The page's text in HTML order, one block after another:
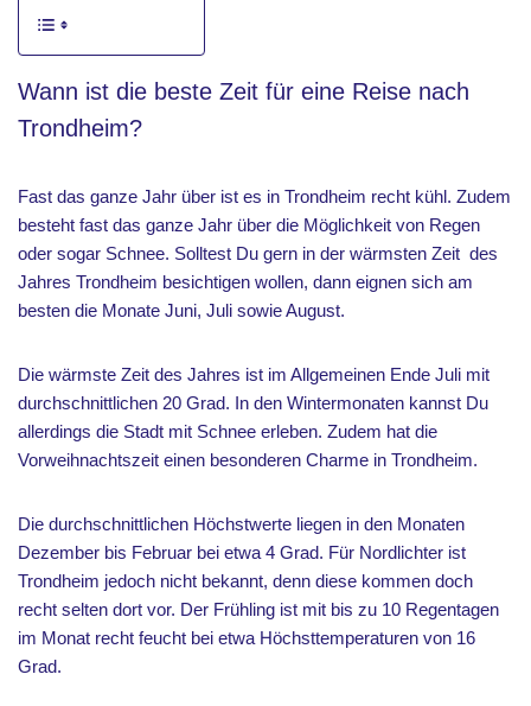
Wann ist die beste Zeit für eine Reise nach
Trondheim?
Fast das ganze Jahr über ist es in Trondheim recht kühl. Zudem
besteht fast das ganze Jahr über die Möglichkeit von Regen
oder sogar Schnee. Solltest Du gern in der wärmsten Zeit des
Jahres Trondheim besichtigen wollen, dann eignen sich am
besten die Monate Juni, Juli sowie August.
Die wärmste Zeit des Jahres ist im Allgemeinen Ende Juli mit
durchschnittlichen 20 Grad. In den Wintermonaten kannst Du
allerdings die Stadt mit Schnee erleben. Zudem hat die
Vorweihnachtszeit einen besonderen Charme in Trondheim.
Die durchschnittlichen Höchstwerte liegen in den Monaten
Dezember bis Februar bei etwa 4 Grad. Für Nordlichter ist
Trondheim jedoch nicht bekannt, denn diese kommen doch
recht selten dort vor. Der Frühling ist mit bis zu 10 Regentagen
im Monat recht feucht bei etwa Höchsttemperaturen von 16
Grad.